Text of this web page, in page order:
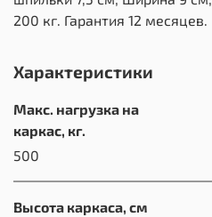
200 кг. Гарантия 12 месяцев.
Характеристики
Макс. нагрузка на
каркас, кг.
500
Высота каркаса, см